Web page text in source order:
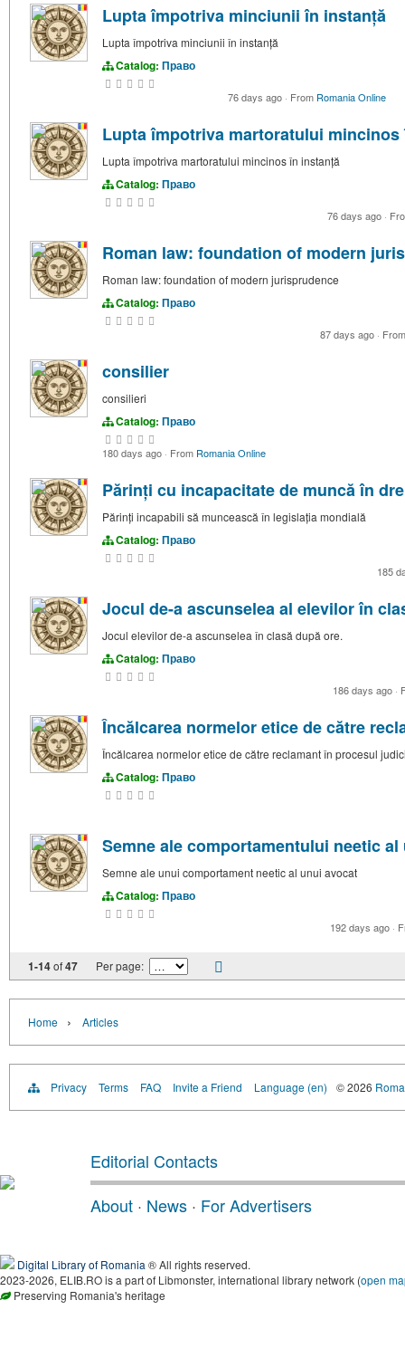
Lupta împotriva minciunii în instanță
Lupta împotriva minciunii în instanță
Catalog: Право
76 days ago · From Romania Online
Lupta împotriva martoratului
Lupta împotriva martoratului mincinos în instanță
Catalog: Право
76 days ago ·
Roman law: foundation of modern
Roman law: foundation of modern jurisprudence
Catalog: Право
87 days ago ·
consilier
consilieri
Catalog: Право
180 days ago · From Romania Online
Părinți cu incapacitate de muncă în
Părinți incapabili să muncească în legislația mondială
Catalog: Право
185
Jocul de-a ascunselea al elevilor în
Jocul elevilor de-a ascunselea în clasă după ore.
Catalog: Право
186 days ago ·
Încălcarea normelor etice de către
Încălcarea normelor etice de către reclamant în procesul
Catalog: Право
Semne ale comportamentului neetic
Semne ale unui comportament neetic al unui avocat
Catalog: Право
192 days ago ·
1-14of47 Per page:
Home › Articles
Privacy Terms FAQ Invite a Friend Language (en) © 2026
Editorial Contacts
About · News · For Advertisers
Digital Library of Romania ® All rights reserved.
2023-2026, ELIB.RO is a part of Libmonster, international library network (open
Preserving Romania's heritage